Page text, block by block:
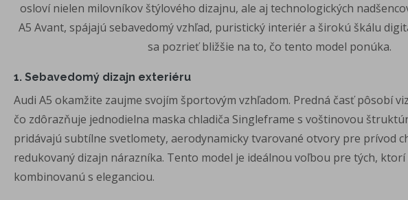
osloví nielen milovníkov štýlového dizajnu, ale aj technologických
A5 Avant, spájajú sebavedomý vzhľad, puristický interiér a širokú škálu
sa pozrieť bližšie na to, čo tento model ponúka.
1. Sebavedomý dizajn exteriéru
Audi A5 okamžite zaujme svojím športovým vzhľadom. Predná časť pôsobí
čo zdôrazňuje jednodielna maska chladiča Singleframe s voštinovou
pridávajú subtílne svetlomety, aerodynamicky tvarované otvory pre prívod
redukovaný dizajn nárazníka. Tento model je ideálnou voľbou pre tých,
kombinovanú s eleganciou.